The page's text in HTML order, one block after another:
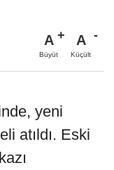
A
Büyüt
A
Küçült
yeni
atıldı. Eski